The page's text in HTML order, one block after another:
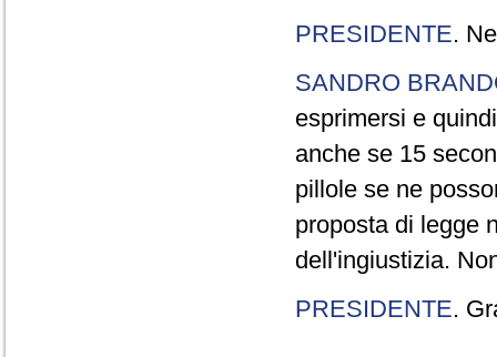
PRESIDENTE.
SANDRO
esprimersi e
anche se 15
pillole se ne
proposta di legge
dell'ingiustizia.
PRESIDENTE.